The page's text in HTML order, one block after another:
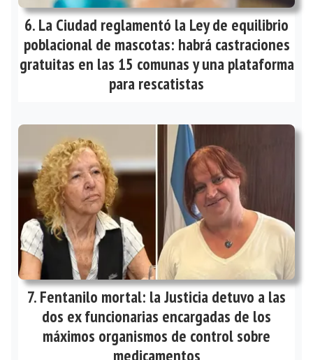
La Ciudad reglamentó la Ley de equilibrio
poblacional de mascotas: habrá castraciones
gratuitas en las 15 comunas y una plataforma
para rescatistas
Fentanilo mortal: la Justicia detuvo a las
dos ex funcionarias encargadas de los
máximos organismos de control sobre
medicamentos